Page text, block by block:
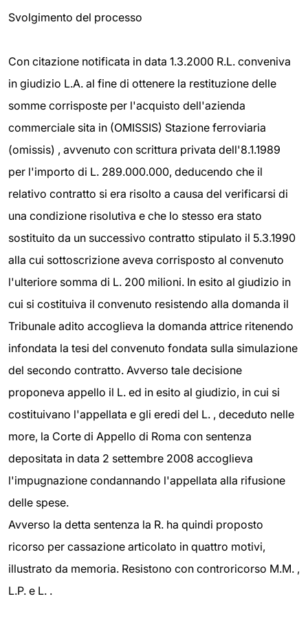
Svolgimento del processo
Con citazione notificata in data 1.3.2000 R.L. conveniva
in giudizio L.A. al fine di ottenere la restituzione delle
somme corrisposte per l'acquisto dell'azienda
commerciale sita in (OMISSIS) Stazione ferroviaria
(omissis) , avvenuto con scrittura privata dell'8.1.1989
per l'importo di L. 289.000.000, deducendo che il
relativo contratto si era risolto a causa del verificarsi di
una condizione risolutiva e che lo stesso era stato
sostituito da un successivo contratto stipulato il 5.3.1990
alla cui sottoscrizione aveva corrisposto al convenuto
l'ulteriore somma di L. 200 milioni. In esito al giudizio in
cui si costituiva il convenuto resistendo alla domanda il
Tribunale adito accoglieva la domanda attrice ritenendo
infondata la tesi del convenuto fondata sulla simulazione
del secondo contratto. Avverso tale decisione
proponeva appello il L. ed in esito al giudizio, in cui si
costituivano l'appellata e gli eredi del L. , deceduto nelle
more, la Corte di Appello di Roma con sentenza
depositata in data 2 settembre 2008 accoglieva
l'impugnazione condannando l'appellata alla rifusione
delle spese.
Avverso la detta sentenza la R. ha quindi proposto
ricorso per cassazione articolato in quattro motivi,
illustrato da memoria. Resistono con controricorso M.M. ,
L.P. e L. .